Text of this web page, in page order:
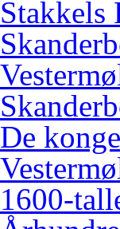
Stakkels
De
1600-